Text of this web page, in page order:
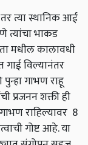
त्या स्थानिक आई
त्यांचा भाकड
मधील कालावधी
विल्यानंतर
गाभण राहू
प्रजनन शक्ती ही
राहिल्यावर 8
गोष्ट आहे.या